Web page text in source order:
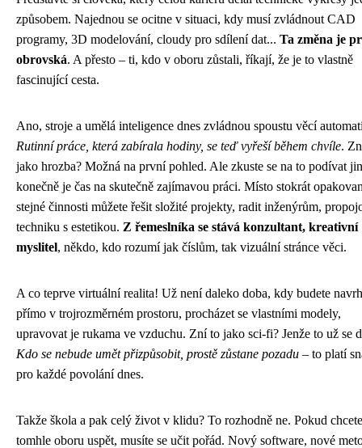
způsobem. Najednou se ocitne v situaci, kdy musí zvládnout CAD
programy, 3D modelování, cloudy pro sdílení dat... Ta změna je
obrovská. A přesto – ti, kdo v oboru zůstali, říkají, že je to vlastně
fascinující cesta.
Ano, stroje a umělá inteligence dnes zvládnou spoustu věcí
Rutinní práce, která zabírala hodiny, se teď vyřeší během chvíle.
jako hrozba? Možná na první pohled. Ale zkuste se na to podívat
konečně je čas na skutečně zajímavou práci. Místo stokrát
stejné činnosti můžete řešit složité projekty, radit inženýrům,
techniku s estetikou. Z řemeslníka se stává konzultant, kreativní
myslitel, někdo, kdo rozumí jak číslům, tak vizuální stránce věci.
A co teprve virtuální realita! Už není daleko doba, kdy budete
přímo v trojrozměrném prostoru, procházet se vlastními modely,
upravovat je rukama ve vzduchu. Zní to jako sci-fi? Jenže to už se
Kdo se nebude umět přizpůsobit, prostě zůstane pozadu – to platí
pro každé povolání dnes.
Takže škola a pak celý život v klidu? To rozhodně ne. Pokud
tomhle oboru uspět, musíte se učit pořád. Nový software, nové